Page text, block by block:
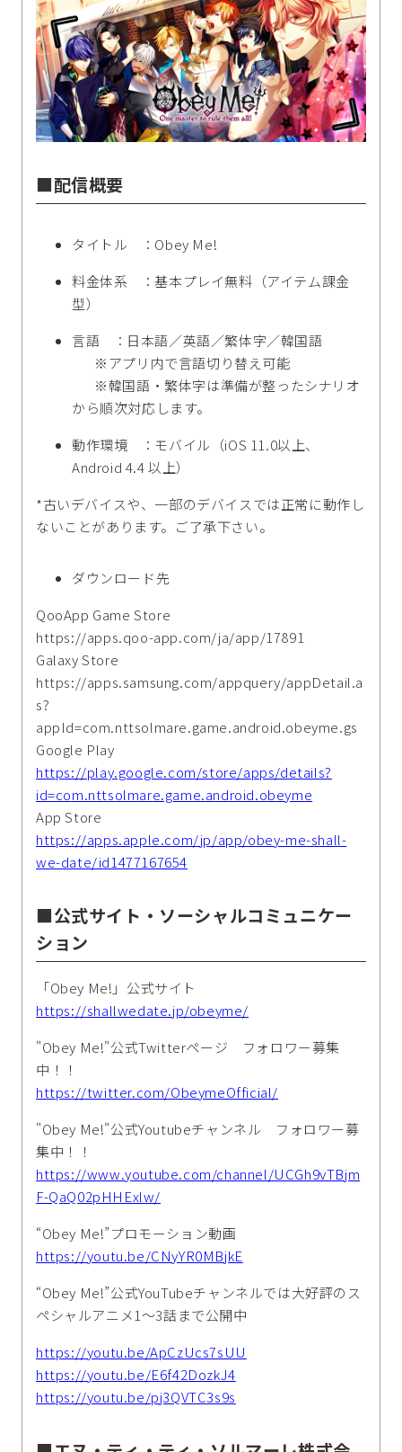
■配信概要
タイトル ：Obey Me!
料金体系 ：基本プレイ無料（アイテム課金
型）
言語 ：日本語／英語／繁体字／韓国語
※アプリ内で言語切り替え可能
※韓国語・繁体字は準備が整ったシナリオ
から順次対応します。
動作環境 ：モバイル（iOS 11.0以上、
Android 4.4 以上）
*古いデバイスや、一部のデバイスでは正常に動作し
ないことがあります。ご了承下さい。
ダウンロード先
QooApp Game Store
https://apps.qoo-app.com/ja/app/17891
Galaxy Store
https://apps.samsung.com/appquery/appDetail.a
s?
appId=com.nttsolmare.game.android.obeyme.gs
Google Play
https://play.google.com/store/apps/details?
id=com.nttsolmare.game.android.obeyme
App Store
https://apps.apple.com/jp/app/obey-me-shall-
we-date/id1477167654
■公式サイト・ソーシャルコミュニケー
ション
「Obey Me!」公式サイト
https://shallwedate.jp/obeyme/
"Obey Me!"公式Twitterページ フォロワー募集
中！！
https://twitter.com/ObeymeOfficial/
"Obey Me!"公式Youtubeチャンネル フォロワー募
集中！！
https://www.youtube.com/channel/UCGh9vTBjm
F-QaQ02pHHExlw/
“Obey Me!”プロモーション動画
https://youtu.be/CNyYR0MBjkE
“Obey Me!”公式YouTubeチャンネルでは大好評のス
ペシャルアニメ1～3話まで公開中
https://youtu.be/ApCzUcs7sUU
https://youtu.be/E6f42DozkJ4
https://youtu.be/pj3QVTC3s9s